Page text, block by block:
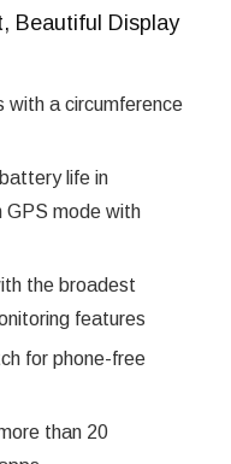
Beautiful Display
with a circumference
life in
GPS mode with
the broadest
features
for phone-free
than 20